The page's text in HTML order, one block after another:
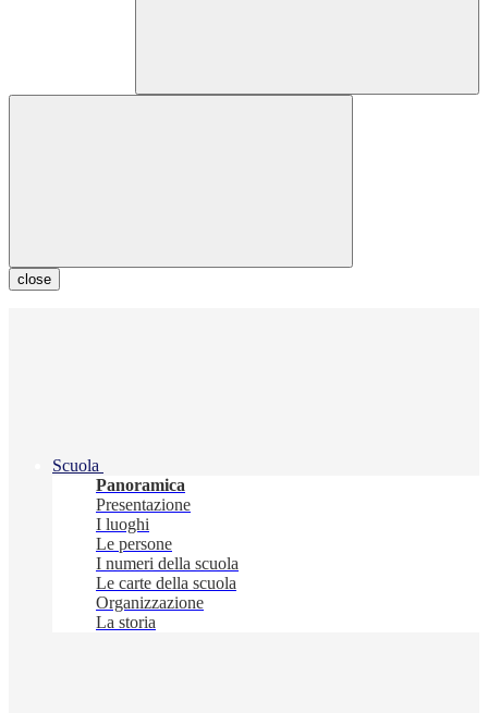
close
Scuola
Panoramica
Presentazione
I luoghi
Le persone
I numeri della scuola
Le carte della scuola
Organizzazione
La storia